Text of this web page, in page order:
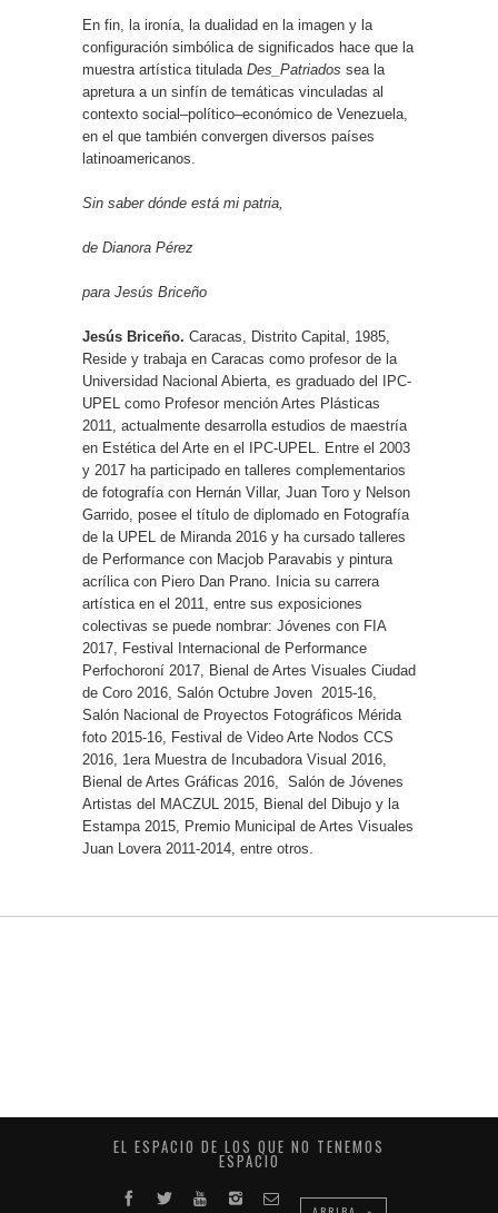
En fin, la ironía, la dualidad en la imagen y la
configuración simbólica de significados hace que la
muestra artística titulada Des_Patriados sea la
apretura a un sinfín de temáticas vinculadas al
contexto social–político–económico de Venezuela,
en el que también convergen diversos países
latinoamericanos.
Sin saber dónde está mi patria,
de Dianora Pérez
para Jesús Briceño
Jesús Briceño. Caracas, Distrito Capital, 1985,
Reside y trabaja en Caracas como profesor de la
Universidad Nacional Abierta, es graduado del IPC-
UPEL como Profesor mención Artes Plásticas
2011, actualmente desarrolla estudios de maestría
en Estética del Arte en el IPC-UPEL. Entre el 2003
y 2017 ha participado en talleres complementarios
de fotografía con Hernán Villar, Juan Toro y Nelson
Garrido, posee el título de diplomado en Fotografía
de la UPEL de Miranda 2016 y ha cursado talleres
de Performance con Macjob Paravabis y pintura
acrílica con Piero Dan Prano. Inicia su carrera
artística en el 2011, entre sus exposiciones
colectivas se puede nombrar: Jóvenes con FIA
2017, Festival Internacional de Performance
Perfochoroní 2017, Bienal de Artes Visuales Ciudad
de Coro 2016, Salón Octubre Joven 2015-16,
Salón Nacional de Proyectos Fotográficos Mérida
foto 2015-16, Festival de Video Arte Nodos CCS
2016, 1era Muestra de Incubadora Visual 2016,
Bienal de Artes Gráficas 2016, Salón de Jóvenes
Artistas del MACZUL 2015, Bienal del Dibujo y la
Estampa 2015, Premio Municipal de Artes Visuales
Juan Lovera 2011-2014, entre otros.
EL ESPACIO DE LOS QUE NO TENEMOS
ESPACIO